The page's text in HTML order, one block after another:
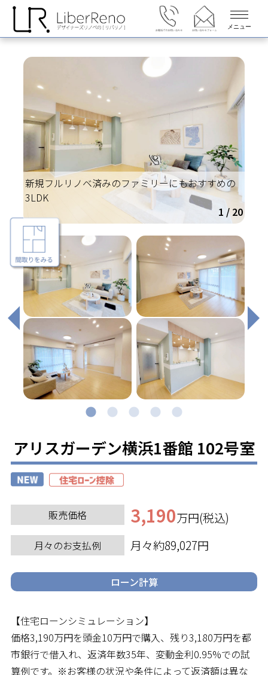
メニュー
新規フルリノベ済みのファミリーにもおすすめの
3LDK
1 / 20
アリスガーデン横浜1番館 102号室
販売価格 3,190万円(税込)
月々のお支払例 月々約89,027円
ローン計算
【住宅ローンシミュレーション】
価格3,190万円を頭金10万円で購入、残り3,180万円を都
市銀行で借入れ、返済年数35年、変動金利0.95%での試
算例です。※お客様の状況や条件によって返済額は異な